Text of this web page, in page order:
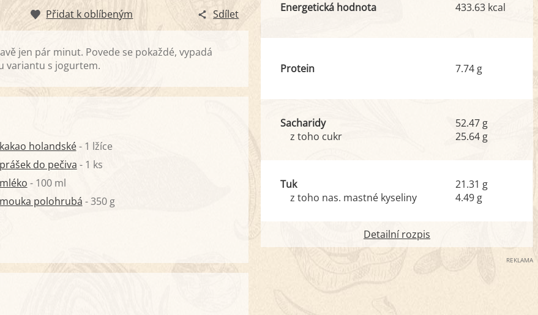
Přidat k oblíbeným Sdílet
jen pár minut. Povede se pokaždé, vypadá
variantu s jogurtem.
kakao holandské- 1 lžíce
prášek do pečiva - 1 ks
mléko - 100 ml
mouka polohrubá - 350 g
Energetická hodnota 433.63 kcal
Protein 7.74 g
Sacharidy
z toho cukr
52.47 g
25.64 g
Tuk
z toho nas. mastné kyseliny
21.31 g
4.49 g
Detailní rozpis
REKLAMA